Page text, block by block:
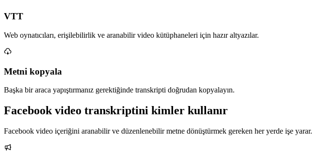
VTT
Web oynatıcıları, erişilebilirlik ve aranabilir video kütüphaneleri için hazır altyazılar.
Metni kopyala
Başka bir araca yapıştırmanız gerektiğinde transkripti doğrudan kopyalayın.
Facebook video transkriptini kimler kullanır
Facebook video içeriğini aranabilir ve düzenlenebilir metne dönüştürmek gereken her yerde işe yarar.